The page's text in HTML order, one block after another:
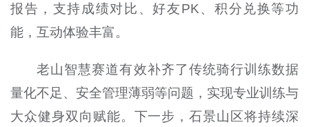
报告，支持成绩对比、好友PK、积分兑换等功
能，互动体验丰富。
老山智慧赛道有效补齐了传统骑行训练数据
量化不足、安全管理薄弱等问题，实现专业训练与
大众健身双向赋能。下一步，石景山区将持续深